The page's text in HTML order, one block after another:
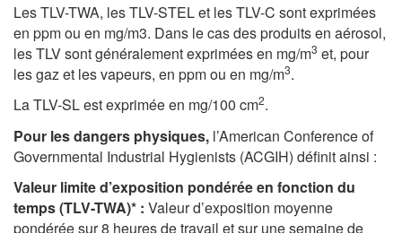
Les TLV-TWA, les TLV-STEL et les TLV-C sont exprimées
en ppm ou en mg/m3. Dans le cas des produits en aérosol,
les TLV sont généralement exprimées en mg/m3 et, pour
les gaz et les vapeurs, en ppm ou en mg/m3.
La TLV-SL est exprimée en mg/100 cm2.
Pour les dangers physiques, l’American Conference of
Governmental Industrial Hygienists (ACGIH) définit ainsi :
Valeur limite d’exposition pondérée en fonction du
temps (TLV-TWA)* : Valeur d’exposition moyenne
pondérée sur 8 heures de travail et sur une semaine de